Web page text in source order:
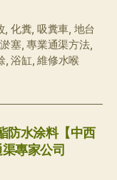
化糞 吸糞車 地台
塞,專業通渠方法,
,浴缸 ,維修水喉
防水涂料【中西
專家公司